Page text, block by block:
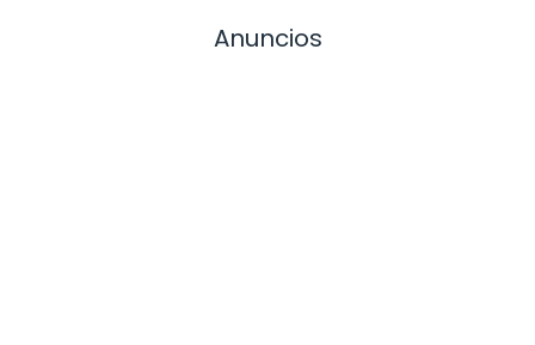
Anuncios